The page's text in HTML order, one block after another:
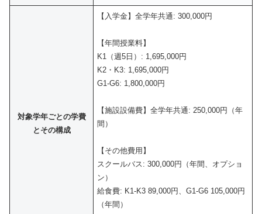
対象学年ごとの学費
とその構成
【入学金】全学年共通: 300,000円
【年間授業料】
K1（週5日）: 1,695,000円
K2・K3: 1,695,000円
G1-G6: 1,800,000円
【施設設備費】全学年共通: 250,000円（年
間）
【その他費用】
スクールバス: 300,000円（年間、オプショ
ン）
給食費: K1-K3 89,000円、G1-G6 105,000円
（年間）